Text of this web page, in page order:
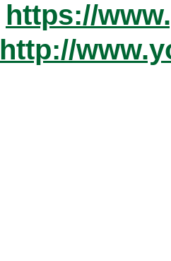
https://
http://